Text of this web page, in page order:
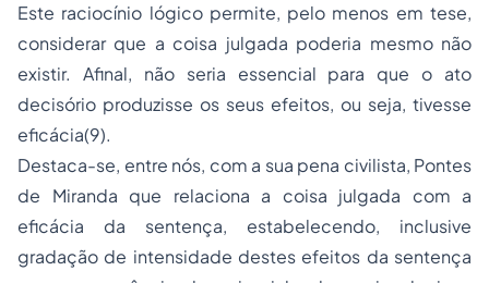
Este raciocínio lógico permite, pelo menos em tese,
considerar que a coisa julgada poderia mesmo não
existir. Afinal, não seria essencial para que o ato
decisório produzisse os seus efeitos, ou seja, tivesse
eficácia(9).
Destaca-se, entre nós, com a sua pena civilista, Pontes
de Miranda que relaciona a coisa julgada com a
eficácia da sentença, estabelecendo, inclusive
gradação de intensidade destes efeitos da sentença